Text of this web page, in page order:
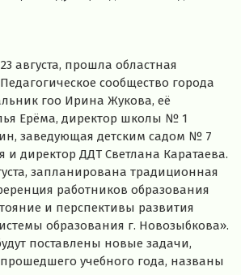
августа, прошла областная
сообщество города
гоо Ирина Жукова, её
Ерёма, директор школы № 1
заведующая детским садом № 7
и директор ДДТ Светлана Каратаева.
запланирована традиционная
работников образования
и перспективы развития
образования г. Новозыбкова».
поставлены новые задачи,
учебного года, названы